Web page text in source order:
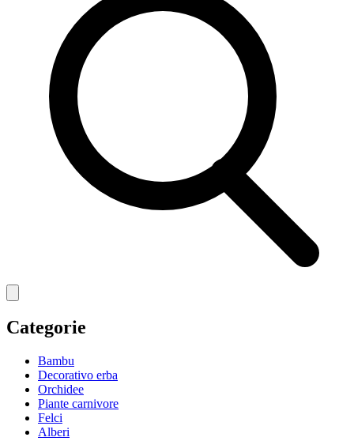
Categorie
Bambu
Decorativo erba
Orchidee
Piante carnivore
Felci
Alberi